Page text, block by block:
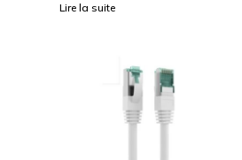
Lire la suite